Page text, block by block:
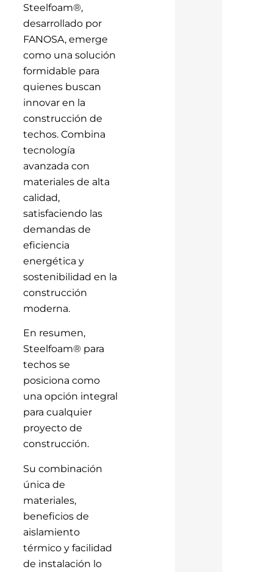
Steelfoam®,
desarrollado por
FANOSA, emerge
como una solución
formidable para
quienes buscan
innovar en la
construcción de
techos. Combina
tecnología
avanzada con
materiales de alta
calidad,
satisfaciendo las
demandas de
eficiencia
energética y
sostenibilidad en la
construcción
moderna.
En resumen,
Steelfoam® para
techos se
posiciona como
una opción integral
para cualquier
proyecto de
construcción.
Su combinación
única de
materiales,
beneficios de
aislamiento
térmico y facilidad
de instalación lo